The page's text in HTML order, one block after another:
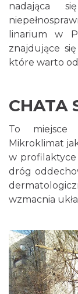
nadająca
linarium w
znajdujące
które warto
CHATA
To miejsce
Mikroklimat
w profilaktyce
dróg
wzmacnia